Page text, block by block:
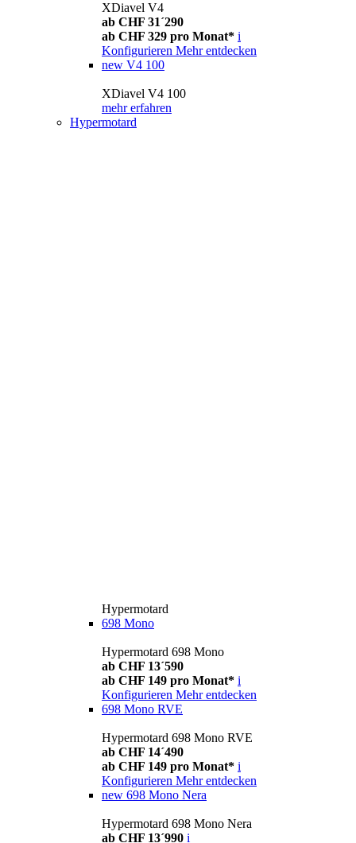
XDiavel V4
ab CHF 31´290
ab CHF 329 pro Monat* i
Konfigurieren Mehr entdecken
new V4 100
XDiavel V4 100
mehr erfahren
Hypermotard
Hypermotard
698 Mono
Hypermotard 698 Mono
ab CHF 13´590
ab CHF 149 pro Monat* i
Konfigurieren Mehr entdecken
698 Mono RVE
Hypermotard 698 Mono RVE
ab CHF 14´490
ab CHF 149 pro Monat* i
Konfigurieren Mehr entdecken
new 698 Mono Nera
Hypermotard 698 Mono Nera
ab CHF 13´990 i